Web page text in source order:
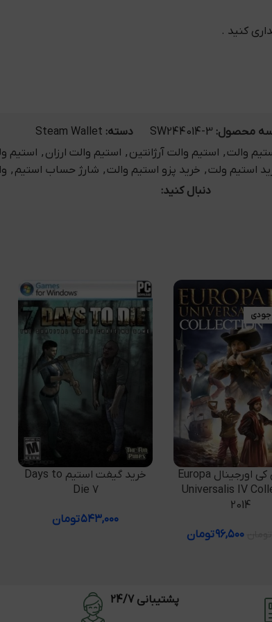
کنید .
محصول: SW244014-3 دسته: Steam Wallet
والت, استیم والت آرژانتین , استیم والت ارزان , استیم
استیم ولت, خرید پزو استیم والت, شارژ حساب استیم ,
دنبال کنید:
سی دی کی اورجینال Europa
Universalis IV
2014
۹۶,۵۰۰تومان
افزودن به سبد خرید
خرید گیفت استیم Days to
Die 7
۵۴۳,۰۰۰تومان
پشتیبانی 24/7